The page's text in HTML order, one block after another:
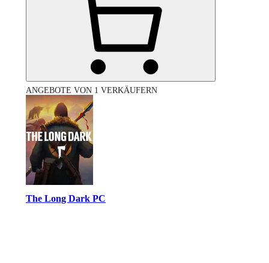
ANGEBOTE VON 1 VERKÄUFERN
The Long Dark PC